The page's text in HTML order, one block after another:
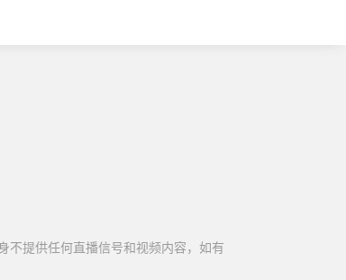
不提供任何直播信号和视频内容，如有